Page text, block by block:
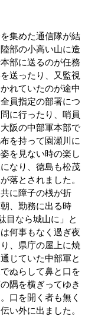
集めた通信隊が結
部の小高い山に造
部に送るのが任務
送ったり、又監視
れていたのが途中
員指定の部署につ
に行ったり、哨員
阪の中部軍本部で
を持って園瀬川に
を見ない時の楽し
なり、徳島も松茂
落とされました。
に障子の桟が折
、勤務に出る時
目なら城山に」と
何事もなく過ぎ夜
、県庁の屋上に焼
じていた中部軍と
ぬらして鼻と口を
隅を横ぎってゆき
口を開く者も無く
い外に出ました。